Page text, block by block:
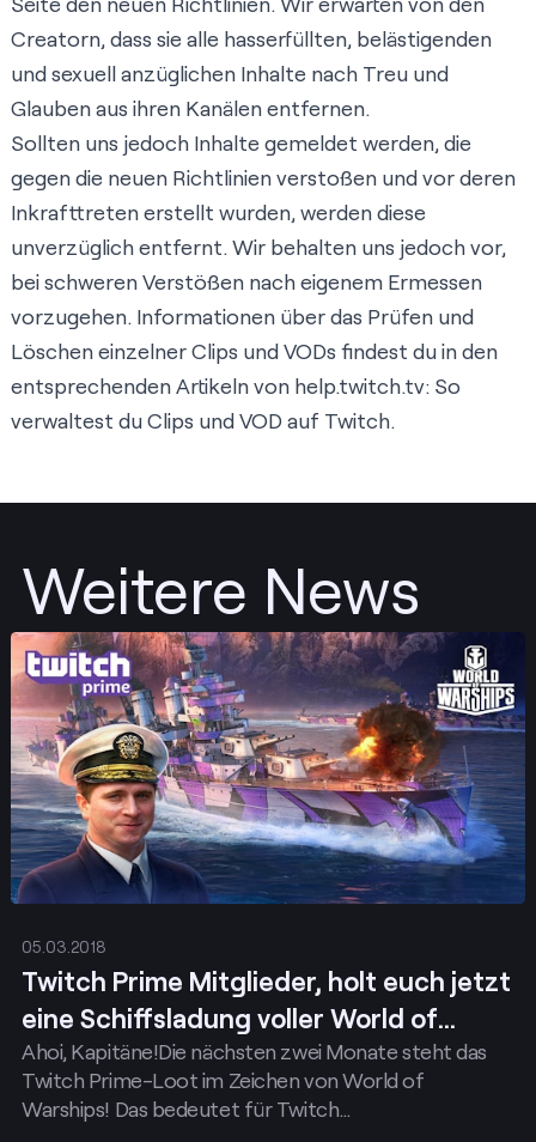
Creatorn, dass sie alle hasserfüllten, belästigenden
und sexuell anzüglichen Inhalte nach Treu und
Glauben aus ihren Kanälen entfernen.
Sollten uns jedoch Inhalte gemeldet werden, die
gegen die neuen Richtlinien verstoßen und vor deren
Inkrafttreten erstellt wurden, werden diese
unverzüglich entfernt. Wir behalten uns jedoch vor,
bei schweren Verstößen nach eigenem Ermessen
vorzugehen. Informationen über das Prüfen und
Löschen einzelner Clips und VODs findest du in den
entsprechenden Artikeln von help.twitch.tv: So
verwaltest du Clips undVOD auf Twitch.
Weitere News
05.03.2018
Twitch Prime Mitglieder, holt euch jetzt
eine Schiffsladung voller World of
Warships Loot…
Ahoi, Kapitäne!Die nächsten zwei Monate steht das
Twitch Prime-Loot im Zeichen von World of
Warships! Das bedeutet für Twitch…
Posten